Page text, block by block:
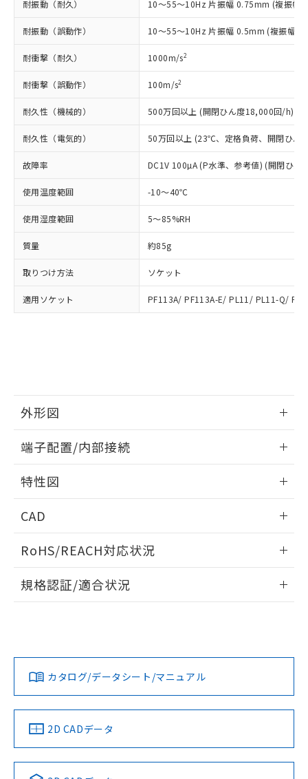
耐振動（耐久） 10～55～10Hz 片振幅 0.75mm (複振幅
耐振動（誤動作） 10～55～10Hz 片振幅 0.5mm (複振幅
耐衝撃（耐久） 1000m/s2
耐衝撃（誤動作） 100m/s2
耐久性（機械的） 500万回以上 (開閉ひん度18,000回/h)
耐久性（電気的） 50万回以上 (23℃、定格負荷、開閉ひん
故障率 DC1V 100µA (P水準、参考値) (開閉ひん
使用温度範囲 -10～40℃
使用湿度範囲 5～85%RH
質量 約85g
取りつけ方法 ソケット
適用ソケット PF113A/ PF113A-E/ PL11/ PL11-Q/
外形図
外形図
端子配置/内部接続
端子配置/内部接続
特性図
電気的寿命曲線
CAD
ドすることができます。
ログイン/会員登録
ダウンロードデータをご利用いただく前に、以下を必ずお読
みください。
ソフトウェアの使用条件
RoHS/REACH対応状況
EU RoHS 注意事項・凡例
対応済み
中国 RoHS 注意事項・凡例
規格認証/適合状況
LR型式承認
（イギリス
船舶規格）
DNV型式承認
（ノルウェー
BV型式承認
（フランス
KR型式
（韓国
Yes No No No
カタログ/データシート/マニュアル
2D CADデータ
タに基づき作成されるものであり、閲
覧された時点での実際の在庫および標
準価格とは異なる場合があることをご
了承ください。
正式な納期状況および標準価格はお客
様のお取引先、またはお客様担当のオ
ムロン制御機器販売店・当社販売員に
ご相談ください。
オムロン制御機器販売店や当社販売拠
点は「
販売ネットワーク
」をご確認
在庫状況および標準価格結果を当社の
事前の承諾なく第三者に漏洩または開
マイパーツ機能（部品リスト作成サー
ビス）をご利用いただくには、I-Web
メンバーズにご登録されている必要が
お客様が当ウェブサイト上で当社にご
登録された部品リストについて、当社
および当社の共同利用者が、当社の製
品・サービスに関するお客様との取
*EU RoHS指令（10物質）：
鉛(Pb) 1000ppm以下、 水銀(Hg) 1000ppm以下、 カド
ミウム(Cd) 100ppm以下、
六価クロム(Cr(Ⅵ)) 1000ppm以下、ポリ臭化ビフェニル
類(PBB) 1000ppm以下、ポリ臭化ジフェニルエーテル類
(PBDE) 1000ppm以下、フタル酸ビス(2-エチルヘキシ
ルベンジル（BBP） 1000ppm以下、フタル酸ジブチル
（DBP） 1000ppm以下、フタル酸ジイソブチル
但し、RoHS指令で産業用監視および制御機器に対する
適用除外項目は除く。
図的な使用がないことを確認しています。
部品在庫の切り替え状況などにより、予定
月が前後することがあります。
※3 非含有証明書ダウンロード
下記の非含有証明書をダウンロードするこ
るもので、過去に遡って非含有を証明する
ものではありません。
また、RoHS指令のフタル酸エステル類４
物質の対応では、対応完了までの期間は出
荷製品に未対応品が混在することから備考
既に当社にて対応品への在庫切替を完了
していることから、特段のことがない限
*中国RoHS10物質の基準値 (GB/T26572)：
Pb(鉛) :1000ppm、 Hg(水銀) : 1000ppm、 Cd(カドミウ
ム) : 100ppm、
ニル類) : 1000ppm、 PBDEs(ポリ臭化ジフェニルエーテ
DBP(フタル酸ジブチル) : 1000ppm、 DIBP(フタル酸ジ
イソブチル) : 1000ppm、 BBP(フタル酸ブチルベンジ
DEHP(フタル酸ビス(2-エチルヘキシル)) : 1000ppm
※2 環境保護使用期限
「ｅ」：有害物質（10物質）のすべてが基
準値以下であることを示します。
「10」：通常の使用状況下において有害物
質が外部に漏えいし、環境に深刻な影響を
「－」：未確認です。当社販売部門へお問
い合わせください。
または国外への提供する場合は、日本
可)を取得するなどの必要な手続きを
当社は規制貨物を破棄する場合は、完
全に破砕するなど、違法に輸出されな
いよう必要な手段を講じます。
当社は貴社製品を、核兵器、ミサイ
ル、化学兵器、生物兵器またはその他
武器並びにこれらの製造装置等に一切
使用いたしません。
当社は、貴社製品を第三者に販売する
場合は、上記1、2および3の内容を当
該第三者に通知します。また当社は、
法に輸出するおそれがある場合は、取
り引きをいたしません。
記
号
○ 一定数以上の在庫あり
△ 一定数には満たないが在庫あり
在庫なし(最新の在庫状況につ
いては、お客様のお取引先、ま
たはお客様担当のオムロン制御
機器販売店・当社販売員にご確
空
受注生産機種、また在庫状況の
情報を公開していない機種